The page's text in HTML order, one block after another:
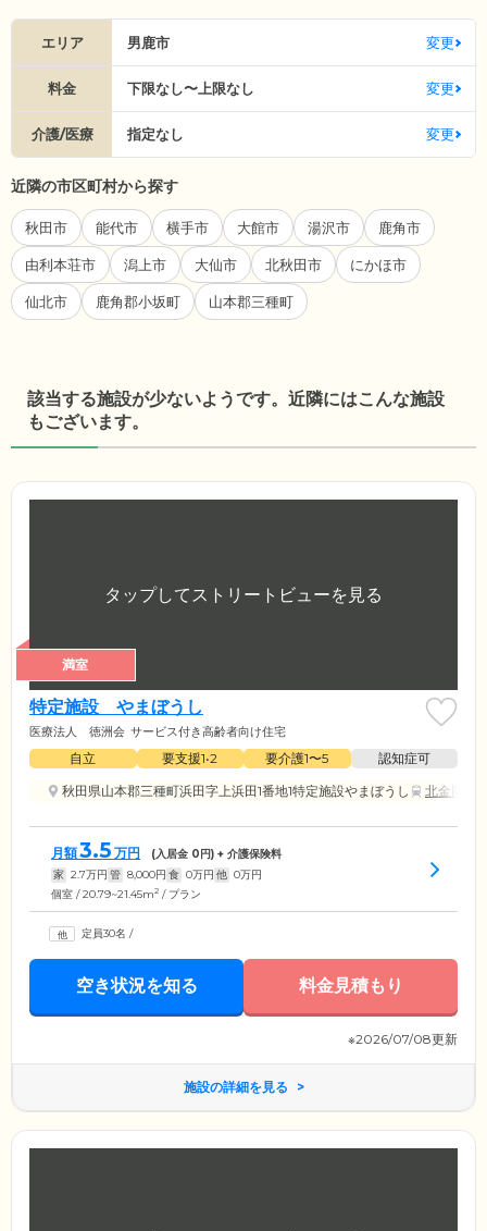
エリア 男鹿市 変更
料金 下限なし〜上限なし 変更
介護/医療 指定なし 変更
近隣の市区町村から探す
秋田市 能代市 横手市 大館市 湯沢市 鹿角市
由利本荘市 潟上市 大仙市 北秋田市 にかほ市
仙北市 鹿角郡小坂町 山本郡三種町
該当する施設が少ないようです。近隣にはこんな施設
もございます。
満室
特定施設 やまぼうし
医療法人 徳洲会 サービス付き高齢者向け住宅
自立 要支援1•2 要介護1〜5
認知症可
秋田県山本郡三種町浜田字上浜田1番地1特定施設やまぼうし
北金岡駅
月額3.5 万円 (入居金 0円) + 介護保険料
家 2.7万円 管 8,000円 食 0万円 他 0万円
個室 / 20.79~21.45m2 / プラン
定員30名 /
空き状況を知る 料金見積もり
※2026/07/08更新
施設の詳細を見る